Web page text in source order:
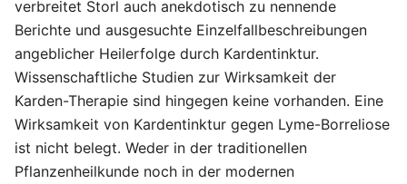
verbreitet Storl auch anekdotisch zu nennende
Berichte und ausgesuchte Einzelfallbeschreibungen
angeblicher Heilerfolge durch Kardentinktur.
Wissenschaftliche Studien zur Wirksamkeit der
Karden-Therapie sind hingegen keine vorhanden. Eine
Wirksamkeit von Kardentinktur gegen Lyme-Borreliose
ist nicht belegt. Weder in der traditionellen
Pflanzenheilkunde noch in der modernen